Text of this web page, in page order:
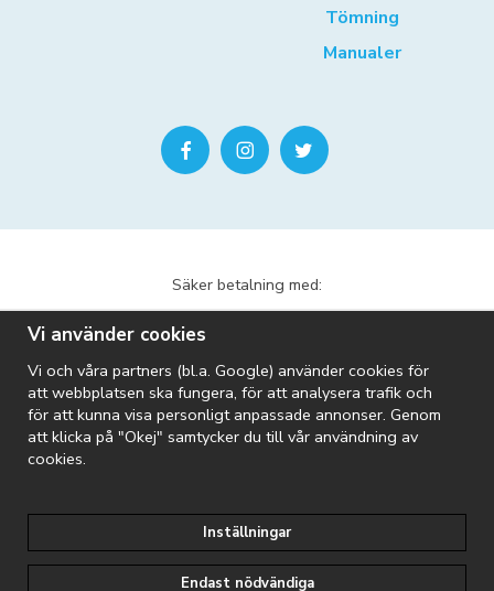
Tömning
Manualer
Säker betalning med:
Vi skickar med:
Riopool är en del av Folkpool-koncernen:
Vi använder cookies
Vi och våra partners (bl.a. Google) använder cookies för
att webbplatsen ska fungera, för att analysera trafik och
för att kunna visa personligt anpassade annonser. Genom
att klicka på "Okej" samtycker du till vår användning av
cookies.
Inställningar
Endast nödvändiga